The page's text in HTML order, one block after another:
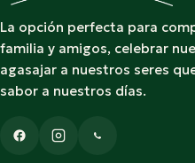
La opción perfecta para
familia y amigos, celebrar
agasajar a nuestros seres
sabor a nuestros días.